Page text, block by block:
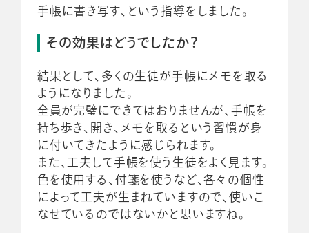
手帳に書き写す、という指導をしました。
その効果はどうでしたか？
結果として、多くの生徒が手帳にメモを取る
ようになりました。
全員が完璧にできてはおりませんが、手帳を
持ち歩き、開き、メモを取るという習慣が身
に付いてきたように感じられます。
また、工夫して手帳を使う生徒をよく見ます。
色を使用する、付箋を使うなど、各々の個性
によって工夫が生まれていますので、使いこ
なせているのではないかと思いますね。